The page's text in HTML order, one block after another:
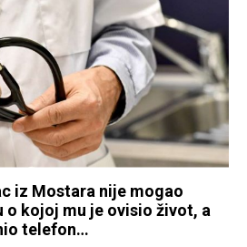
iz Mostara nije mogao
kojoj mu je ovisio život, a
telefon…